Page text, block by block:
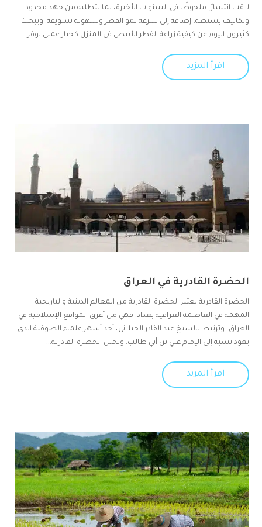
لاقت انتشارًا ملحوظًا في السنوات الأخيرة، لما تتطلبه من جهد محدود
وتكاليف بسيطة، إضافة إلى سرعة نمو الفطر وسهولة تسويقه. ويبحث
كثيرون اليوم عن كيفية زراعة الفطر الأبيض في المنزل كخيار عملي يوفر...
اقرأ المزيد
الحضرة القادرية في العراق
الحضرة القادرية تعتبر الحضرة القادرية من المعالم الدينية والتاريخية
المهمة في العاصمة العراقية بغداد. فهي من أعرق المواقع الإسلامية في
العراق، وترتبط بالشيخ عبد القادر الجيلاني، أحد أشهر علماء الصوفية الذي
يعود نسبه إلى الإمام علي بن أبي طالب. وتحتل الحضرة القادرية...
اقرأ المزيد